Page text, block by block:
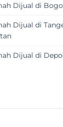
Dijual di
Dijual di
Dijual di